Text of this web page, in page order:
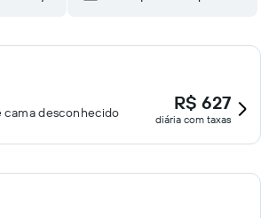
desconhecido R$ 627
diária com taxas